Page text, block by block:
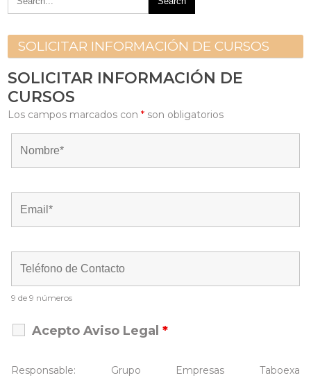
SOLICITAR INFORMACIÓN DE CURSOS
SOLICITAR INFORMACIÓN DE
CURSOS
Los campos marcados con* son obligatorios
9 de 9 números
Acepto Aviso Legal*
Responsable: Grupo Empresas Taboexa